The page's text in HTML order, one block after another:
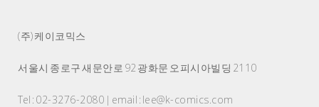
(주) 케이코믹스
서울시 종로구 새문안로 92 광화문 오피시아빌딩 2110
Tel : 02-3276-2080 | email : lee@k-comics.com